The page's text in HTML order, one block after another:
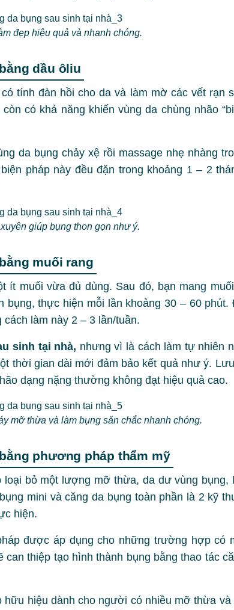
đẹp hiệu quả và nhanh chóng.
dầu ôliu
tính đàn hồi cho da và làm mờ các vết rạn
có khả năng khiến vùng da chùng nhão
da bụng chảy xệ rồi massage nhẹ nhàng
pháp này đều đặn trong khoảng 1 – 2
giúp bụng thon gọn như ý.
muối rang
ít muối vừa đủ dùng. Sau đó, bạn mang
bụng, thực hiện mỗi lần khoảng 30 – 60 phút.
làm này 2 – 3 lần/tuần.
sinh tại nhà, nhưng vì là cách làm tự nhiên
thời gian dài mới đảm bảo kết quả như ý.
dạng nặng thường không đạt hiệu quả cao.
mỡ thừa và làm bụng săn chắc nhanh chóng.
phương pháp thẩm mỹ
loại bỏ một lượng mỡ thừa, da dư vùng bụng,
mini và căng da bụng toàn phần là 2 kỹ
hiện.
được áp dụng cho những trường hợp có
thiệp tạo hình thành bụng bằng thao tác
hữu hiệu dành cho người có nhiều mỡ thừa và